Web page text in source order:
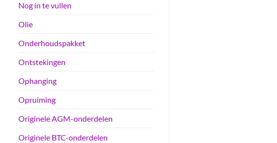
Nog in te vullen
Olie
Onderhoudspakket
Ontstekingen
Ophanging
Opruiming
Originele AGM-onderdelen
Originele BTC-onderdelen